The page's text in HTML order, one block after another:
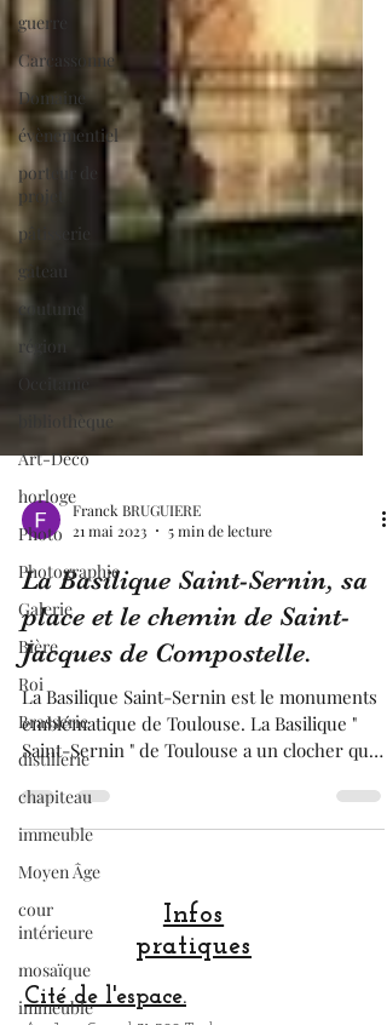
guerre
Carcassonne
Domaine
évènementiel
porteur de
projet
pâtisserie
gâteau
coutume
région
Occitanie
bibliothèque
Art-Déco
horloge
Photo
Photographie
Galerie
Bière
Roi
Brasserie
distillerie
chapiteau
immeuble
Moyen Âge
cour
intérieure
mosaïque
immeuble
21 mai 2023
5 min de lecture
La Basilique Saint-Sernin, sa
place et le chemin de Saint-
Jacques de Compostelle.
La Basilique Saint-Sernin est le monuments
emblématique de Toulouse. La Basilique "
Saint-Sernin " de Toulouse a un clocher qui
culmine à 65 mètres de haut et est la plus
Basilique Saint-Sernin de Toulouse est
classée à L'UNESCO car elle est une des
principales étapes des Chemins de Saint-
Jacques de Compostelle. Elle a été
entièrement rénovée à l'intérieur et est
magnifique. Un tout nouvelle aménagement
Infos
pratiques